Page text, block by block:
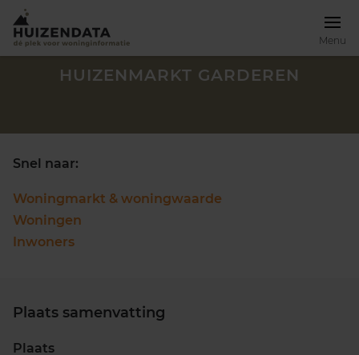
Menu
Zoek een woning
HUIZENMARKT GARDEREN
Snel naar:
Woningmarkt & woningwaarde
Woningen
Inwoners
Plaats samenvatting
Plaats